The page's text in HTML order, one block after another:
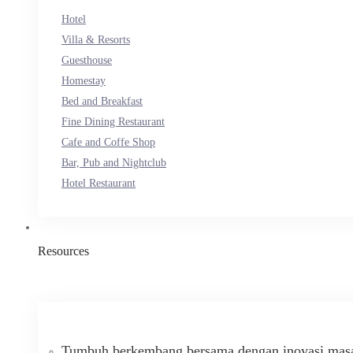
Hotel
Villa & Resorts
Guesthouse
Homestay
Bed and Breakfast
Fine Dining Restaurant
Cafe and Coffe Shop
Bar, Pub and Nightclub
Hotel Restaurant
Resources